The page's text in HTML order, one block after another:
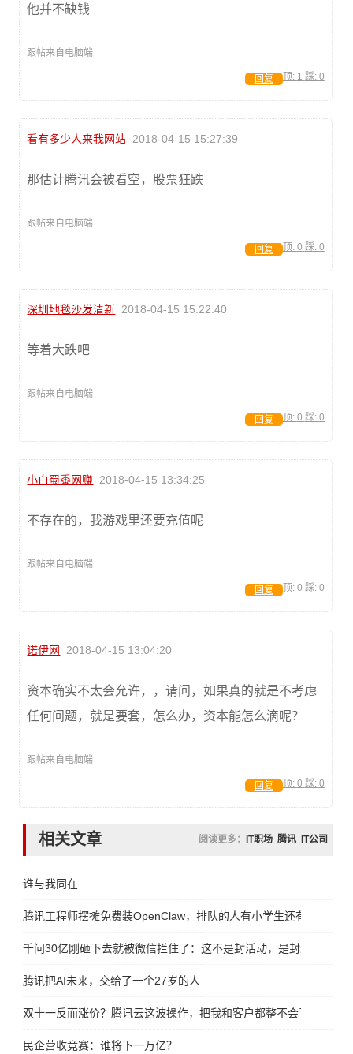
他并不缺钱
跟帖来自电脑端
顶: 1 踩: 0
回复
看有多少人来我网站 2018-04-15 15:27:39
那估计腾讯会被看空，股票狂跌
跟帖来自电脑端
顶: 0 踩: 0
回复
深圳地毯沙发清新 2018-04-15 15:22:40
等着大跌吧
跟帖来自电脑端
顶: 0 踩: 0
回复
小白蜀黍网赚 2018-04-15 13:34:25
不存在的，我游戏里还要充值呢
跟帖来自电脑端
顶: 0 踩: 0
回复
诺伊网 2018-04-15 13:04:20
资本确实不太会允许，，请问，如果真的就是不考虑
任何问题，就是要套，怎么办，资本能怎么滴呢？
跟帖来自电脑端
顶: 0 踩: 0
回复
相关文章 阅读更多： IT职场 腾讯 IT公司
谁与我同在
腾讯工程师摆摊免费装OpenClaw，排队的人有小学生还有大妈
千问30亿刚砸下去就被微信拦住了：这不是封活动，是封未来
腾讯把AI未来，交给了一个27岁的人
双十一反而涨价？腾讯云这波操作，把我和客户都整不会了
民企营收竞赛：谁将下一万亿？